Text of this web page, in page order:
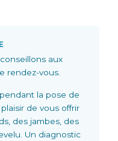
aux
rendez-vous.
pendant la pose de
de vous offrir
des jambes, des
Un diagnostic